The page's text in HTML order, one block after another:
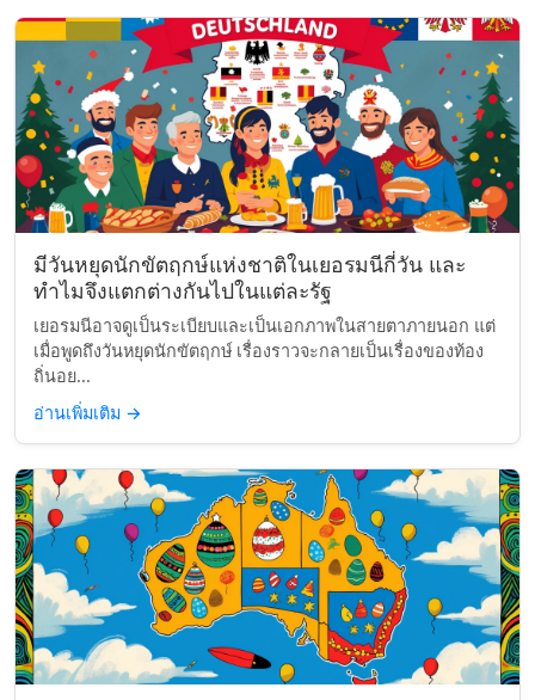
มีวันหยุดนักขัตฤกษ์แห่งชาติในเยอรมนีกี่วัน และ
ทำไมจึงแตกต่างกันไปในแต่ละรัฐ
เยอรมนีอาจดูเป็นระเบียบและเป็นเอกภาพในสายตาภายนอก แต่
เมื่อพูดถึงวันหยุดนักขัตฤกษ์ เรื่องราวจะกลายเป็นเรื่องของท้อง
ถิ่นอย...
อ่านเพิ่มเติม →